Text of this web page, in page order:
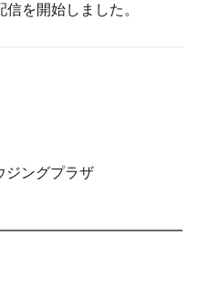
を開始しました。
ングプラザ